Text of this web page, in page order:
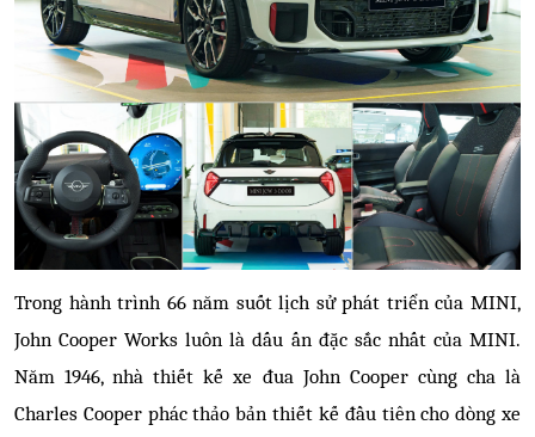
Trong hành trình 66 năm suốt lịch sử phát triển của MINI,
John Cooper Works luôn là dấu ấn đặc sắc nhất của MINI.
Năm 1946, nhà thiết kế xe đua John Cooper cùng cha là
Charles Cooper phác thảo bản thiết kế đầu tiên cho dòng xe